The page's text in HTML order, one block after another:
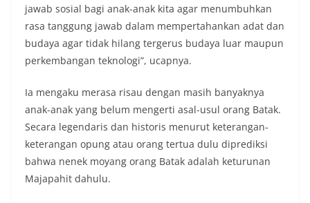
jawab sosial bagi anak-anak kita agar menumbuhkan
rasa tanggung jawab dalam mempertahankan adat dan
budaya agar tidak hilang tergerus budaya luar maupun
perkembangan teknologi”, ucapnya.
Ia mengaku merasa risau dengan masih banyaknya
anak-anak yang belum mengerti asal-usul orang Batak.
Secara legendaris dan historis menurut keterangan-
keterangan opung atau orang tertua dulu diprediksi
bahwa nenek moyang orang Batak adalah keturunan
Majapahit dahulu.